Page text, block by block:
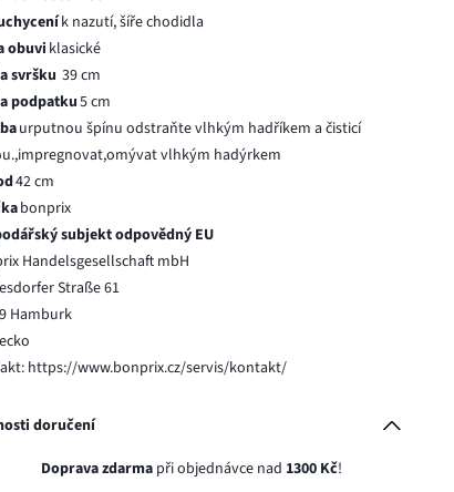
k nazutí, šíře chodidla
obuviklasické
svršku 39 cm
podpatku5 cm
urputnou špínu odstraňte vlhkým hadříkem a čisticí
vlhkým hadýrkem
42 cm
bonprix
subjekt odpovědný EU
Handelsgesellschaft mbH
Straße 61
Hamburk
https://www.bonprix.cz/servis/kontakt/
doručení
Doprava zdarmapři objednávce nad 1300 Kč!